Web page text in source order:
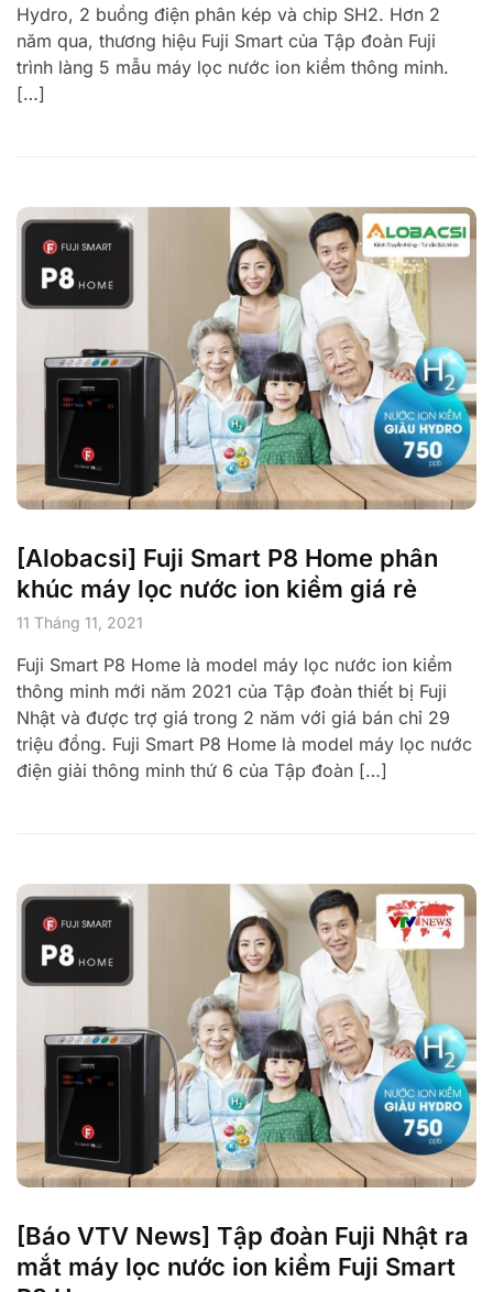
Hydro, 2 buồng điện phân kép và chip SH2. Hơn 2
năm qua, thương hiệu Fuji Smart của Tập đoàn Fuji
trình làng 5 mẫu máy lọc nước ion kiềm thông minh.
[…]
[Alobacsi] Fuji Smart P8 Home phân
khúc máy lọc nước ion kiềm giá rẻ
11 Tháng 11, 2021
Fuji Smart P8 Home là model máy lọc nước ion kiềm
thông minh mới năm 2021 của Tập đoàn thiết bị Fuji
Nhật và được trợ giá trong 2 năm với giá bán chỉ 29
triệu đồng. Fuji Smart P8 Home là model máy lọc nước
điện giải thông minh thứ 6 của Tập đoàn […]
[Báo VTV News] Tập đoàn Fuji Nhật ra
mắt máy lọc nước ion kiềm Fuji Smart